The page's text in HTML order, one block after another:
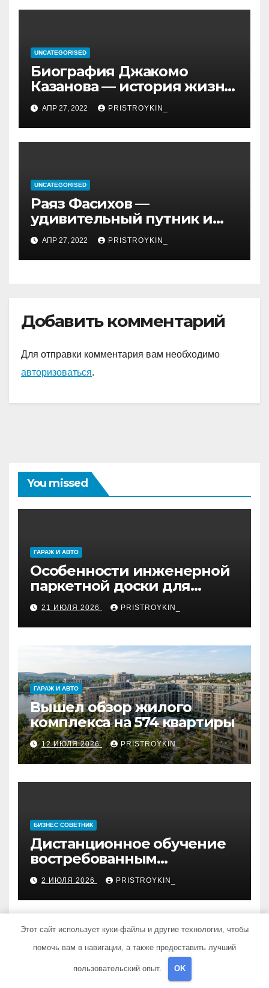
UNCATEGORISED
Биография Джакомо
Казанова — история жизни
легендарного седуктора
АПР 27, 2022 PRISTROYKIN_
UNCATEGORISED
Раяз Фасихов —
удивительный путник и
достойный представитель
нового поколения
молодых спортсменов
будущее!
АПР 27, 2022 PRISTROYKIN_
Добавить комментарий
Для отправки комментария вам необходимо
авторизоваться.
You missed
ГАРАЖ И АВТО
Особенности инженерной
паркетной доски для
укладки французской
ёлкой
21 ИЮЛЯ 2026 PRISTROYKIN_
ГАРАЖ И АВТО
Вышел обзор жилого
комплекса на 574 квартиры
12 ИЮЛЯ 2026 PRISTROYKIN_
БИЗНЕС СОВЕТНИК
Дистанционное обучение
востребованным
профессиям
2 ИЮЛЯ 2026 PRISTROYKIN_
Виртуальная карта за 5
Этот сайт использует куки-файлы и другие технологии, чтобы
помочь вам в навигации, а также предоставить лучший
пользовательский опыт. OK